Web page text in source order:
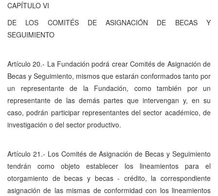
CAPÍTULO VI
DE LOS COMITÉS DE ASIGNACIÓN DE BECAS Y
SEGUIMIENTO
Artículo 20.- La Fundación podrá crear Comités de Asignación de
Becas y Seguimiento, mismos que estarán conformados tanto por
un representante de la Fundación, como también por un
representante de las demás partes que intervengan y, en su
caso, podrán participar representantes del sector académico, de
investigación o del sector productivo.
Artículo 21.- Los Comités de Asignación de Becas y Seguimiento
tendrán como objeto establecer los lineamientos para el
otorgamiento de becas y becas - crédito, la correspondiente
asignación de las mismas de conformidad con los lineamientos